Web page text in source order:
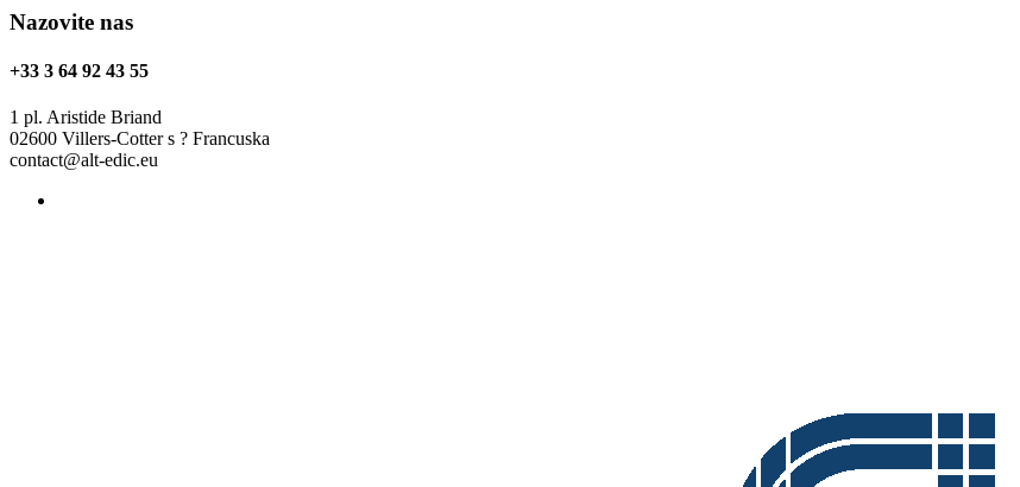
Nazovite nas
+33 3 64 92 43 55
1 pl. Aristide Briand
02600 Villers-Cotter s ? Francuska
contact@alt-edic.eu